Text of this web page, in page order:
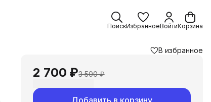
ПоискИзбранноеВойтиКорзина
В избранное
2 700 ₽3 500 ₽
Добавить в корзину